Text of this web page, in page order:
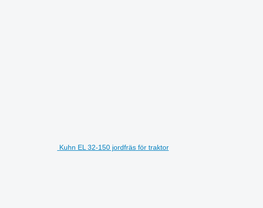
Kuhn EL 32-150 jordfräs för traktor